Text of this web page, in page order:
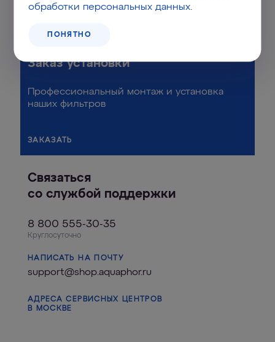
Заказ установки
Профессиональный монтаж и установка
наших фильтров
ЗАКАЗАТЬ
Связаться
со службой поддержки
8 800 555-30-35
Круглосуточно
АДРЕСА СЕРВИСНЫХ ЦЕНТРОВ
В МОСКВЕ
НАПИСАТЬ НА ПОЧТУ
support@shop.aquaphor.ru
обработки персональных данных
ПОНЯТНО